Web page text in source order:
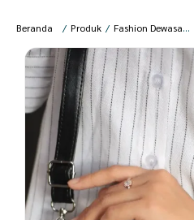
Beranda / Produk / Fashion Dewasa /